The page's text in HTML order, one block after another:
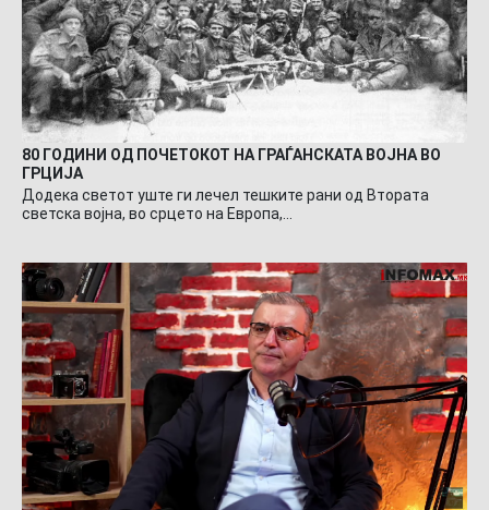
80 ГОДИНИ ОД ПОЧЕТОКОТ НА ГРАЃАНСКАТА ВОЈНА ВО
ГРЦИЈА
Додека светот уште ги лечел тешките рани од Втората
светска војна, во срцето на Европа,…